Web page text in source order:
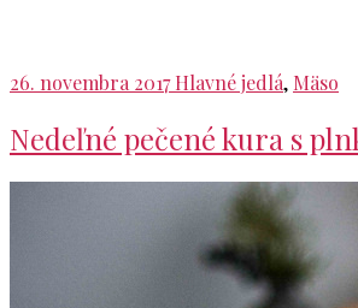
26. novembra 2017Hlavné jedlá, Mäso
Nedeľné pečené kura s